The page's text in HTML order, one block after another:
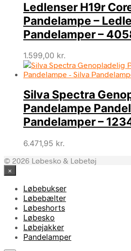
Ledlenser H19r
Pandelampe –
Pandelamper –
1.599,00 kr.
Silva Spectra
Pandelampe
Pandelamper –
6.471,95 kr.
© 2026 Løbesko & Løbetøj
×
Løbebukser
Løbebælter
Løbeshorts
Løbesko
Løbejakker
Pandelamper